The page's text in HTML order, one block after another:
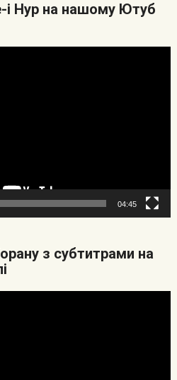
і Нур на нашому Ютуб
04:45
з субтитрами на